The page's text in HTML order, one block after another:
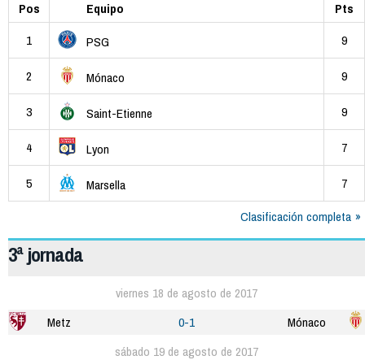
Pos Equipo
Pts
1
PSG 9
2 Mónaco 9
3 Saint-Etienne 9
4 Lyon 7
5 Marsella
7
Clasificación completa
3ª jornada
viernes 18 de agosto de 2017
Metz
0-1
Mónaco
sábado 19 de agosto de 2017